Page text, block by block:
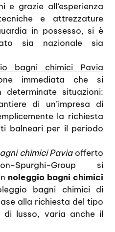
e grazie all’esperienza
e attrezzature
in possesso, si è
sia nazionale sia
bagni chimici Pavia
immediata che si
situazioni:
di un’impresa di
la richiesta
balneari per il periodo
chimici Paviaofferto
Spurghi-Group si
noleggio bagni chimici
bagni chimici di
alla richiesta del tipo
lusso, varia anche il